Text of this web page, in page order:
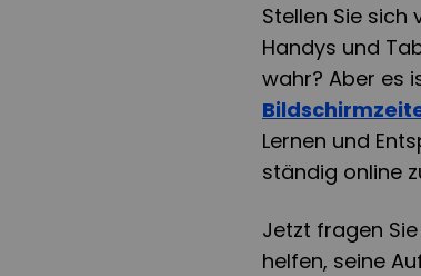
Stellen Sie sich
Handys und
wahr? Aber es
Lernen und
ständig online
Jetzt fragen
helfen, seine